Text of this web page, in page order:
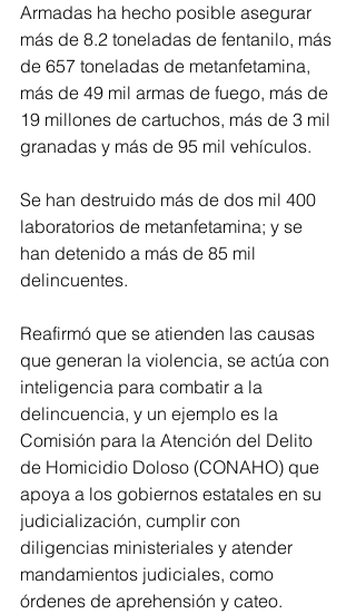
Armadas ha hecho posible asegurar
más de 8.2 toneladas de fentanilo, más
de 657 toneladas de metanfetamina,
más de 49 mil armas de fuego, más de
19 millones de cartuchos, más de 3 mil
granadas y más de 95 mil vehículos.
Se han destruido más de dos mil 400
laboratorios de metanfetamina; y se
han detenido a más de 85 mil
delincuentes.
Reafirmó que se atienden las causas
que generan la violencia, se actúa con
inteligencia para combatir a la
delincuencia, y un ejemplo es la
Comisión para la Atención del Delito
de Homicidio Doloso (CONAHO) que
apoya a los gobiernos estatales en su
judicialización, cumplir con
diligencias ministeriales y atender
mandamientos judiciales, como
órdenes de aprehensión y cateo.